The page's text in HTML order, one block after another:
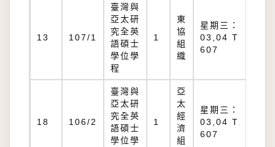
13 107/1
臺灣與
亞太研
究全英
語碩士
學位學
程
1
東
協
組
織
星期三：
03,04 T
607
18 106/2
臺灣與
亞太研
究全英
語碩士
學位學
1
亞
太
經
濟
組
星期三：
03,04 T
607